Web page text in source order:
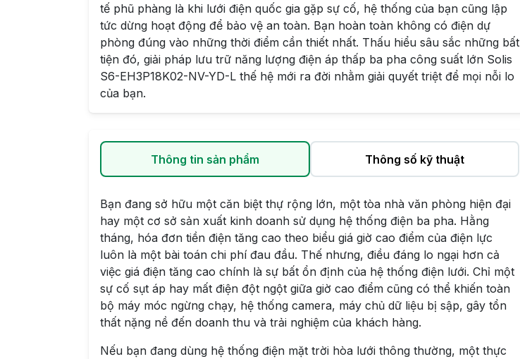
tế phũ phàng là khi lưới điện quốc gia gặp sự cố, hệ thống của bạn cũng lập
tức dừng hoạt động để bảo vệ an toàn. Bạn hoàn toàn không có điện dự
phòng đúng vào những thời điểm cần thiết nhất. Thấu hiểu sâu sắc những bất
tiện đó, giải pháp lưu trữ năng lượng điện áp thấp ba pha công suất lớn Solis
S6-EH3P18K02-NV-YD-L thế hệ mới ra đời nhằm giải quyết triệt để mọi nỗi lo
của bạn.
Thông tin sản phẩm Thông số kỹ thuật
Bạn đang sở hữu một căn biệt thự rộng lớn, một tòa nhà văn phòng hiện đại
hay một cơ sở sản xuất kinh doanh sử dụng hệ thống điện ba pha. Hằng
tháng, hóa đơn tiền điện tăng cao theo biểu giá giờ cao điểm của điện lực
luôn là một bài toán chi phí đau đầu. Thế nhưng, điều đáng lo ngại hơn cả
việc giá điện tăng cao chính là sự bất ổn định của hệ thống điện lưới. Chỉ một
sự cố sụt áp hay mất điện đột ngột giữa giờ cao điểm cũng có thể khiến toàn
bộ máy móc ngừng chạy, hệ thống camera, máy chủ dữ liệu bị sập, gây tổn
thất nặng nề đến doanh thu và trải nghiệm của khách hàng.
Nếu bạn đang dùng hệ thống điện mặt trời hòa lưới thông thường, một thực